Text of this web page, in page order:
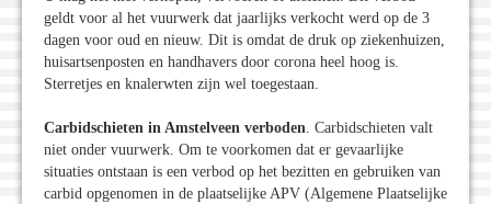
geldt voor al het vuurwerk dat jaarlijks verkocht werd op de 3
dagen voor oud en nieuw. Dit is omdat de druk op ziekenhuizen,
huisartsenposten en handhavers door corona heel hoog is.
Sterretjes en knalerwten zijn wel toegestaan.
Carbidschieten in Amstelveen verboden. Carbidschieten valt
niet onder vuurwerk. Om te voorkomen dat er gevaarlijke
situaties ontstaan is een verbod op het bezitten en gebruiken van
carbid opgenomen in de plaatselijke APV (Algemene Plaatselijke